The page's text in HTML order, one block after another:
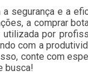
a segurança e a
a comprar
por
com a
conte com
busca!